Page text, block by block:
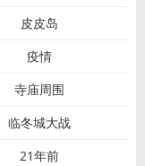
皮皮岛
疫情
寺庙周围
临冬城大战
21年前